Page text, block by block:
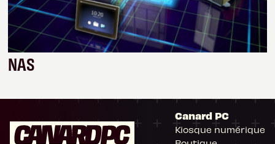
NAS
Canard PC
Kiosque numérique